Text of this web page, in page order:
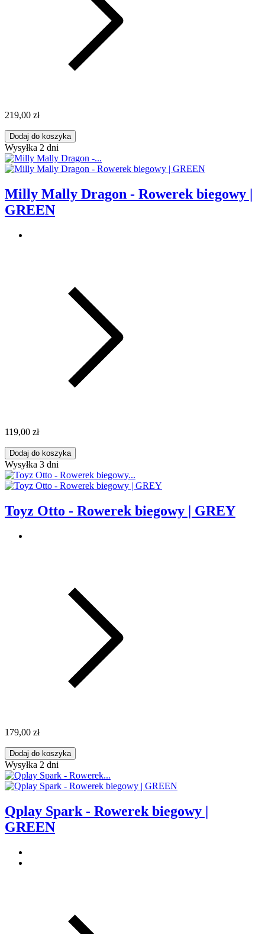
219,00 zł
Dodaj do koszyka
Wysyłka 2 dni
Milly Mally Dragon - Rowerek biegowy |
GREEN
119,00 zł
Dodaj do koszyka
Wysyłka 3 dni
Toyz Otto - Rowerek biegowy | GREY
179,00 zł
Dodaj do koszyka
Wysyłka 2 dni
Qplay Spark - Rowerek biegowy |
GREEN